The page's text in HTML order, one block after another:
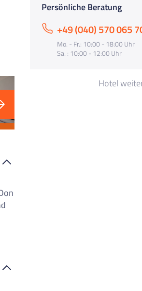
Persönliche Beratung
+49 (040) 570 065
Mo. - Fr.: 10:00 - 18:00 Uhr
Sa. : 10:00 - 12:00 Uhr
Hotel